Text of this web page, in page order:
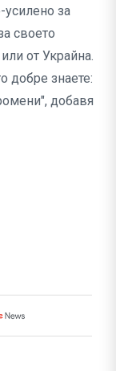
за
своето
от Украйна.
добре знаете:
добавя